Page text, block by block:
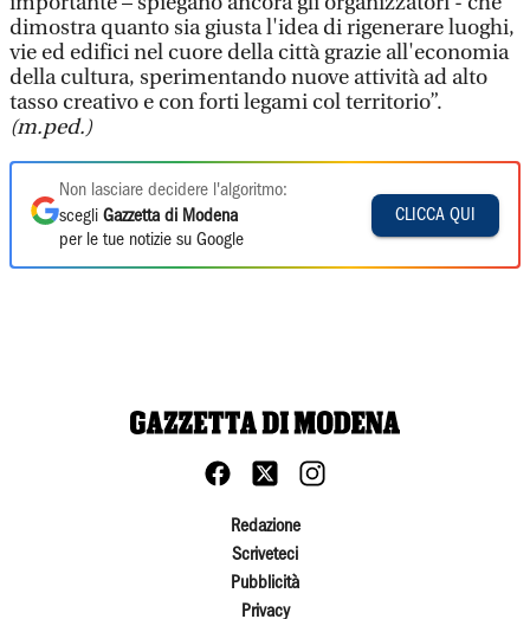
dimostra quanto sia giusta l'idea di rigenerare luoghi,
vie ed edifici nel cuore della città grazie all'economia
della cultura, sperimentando nuove attività ad alto
tasso creativo e con forti legami col territorio”.
(m.ped.)
Non lasciare decidere l'algoritmo:
scegli Gazzetta di Modena
per le tue notizie su Google
CLICCA QUI
Redazione
Scriveteci
Pubblicità
Privacy